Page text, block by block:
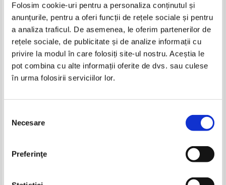
Folosim cookie-uri pentru a personaliza conținutul și
anunțurile, pentru a oferi funcții de rețele sociale și pentru
a analiza traficul. De asemenea, le oferim partenerilor de
rețele sociale, de publicitate și de analize informații cu
privire la modul în care folosiți site-ul nostru. Aceștia le
pot combina cu alte informații oferite de dvs. sau culese
în urma folosirii serviciilor lor.
consimțământului
Necesare
Preferinţe
Sabrina James - Be mine
Pret:18,00 Lei
Adaugă în coș
Santa Montefiore - Casa de la
malul marii (2 volume)
Pret:21,00 Lei
Adaugă în coș